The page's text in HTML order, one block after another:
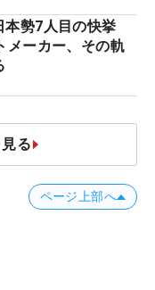
本勢7人目の快挙
メーカー、その軌
る
ページ上部へ